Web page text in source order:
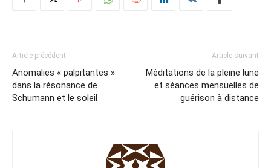
Article précédent
Anomalies « palpitantes »
dans la résonance de
Schumann et le soleil
Article suivant
Méditations de la pleine lune
et séances mensuelles de
guérison à distance